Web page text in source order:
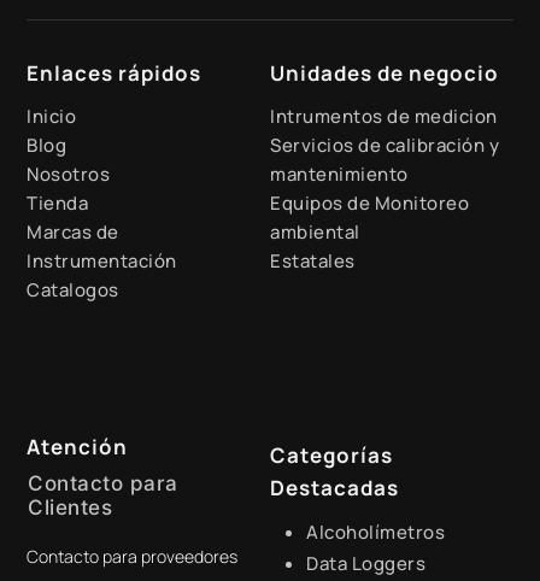
Enlaces rápidos
Inicio
Blog
Nosotros
Tienda
Marcas de
Instrumentación
Catalogos
Unidades de negocio
Intrumentos de medicion
Servicios de calibración y
mantenimiento
Equipos de Monitoreo
ambiental
Estatales
Atención
Contacto para
Clientes
+51 941 525 454
Contacto para proveedores
Categorías
Destacadas
Alcoholímetros
Data Loggers